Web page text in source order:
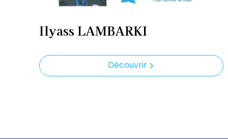
Ilyass LAMBARKI
Découvrir